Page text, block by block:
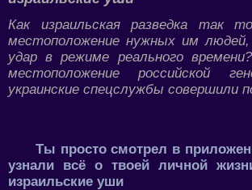
Как израильская разведка так
местоположение нужных им
удар в режиме реального
местоположение российской
украинские спецслужбы совершили
Ты просто смотрел в
узнали всё о твоей личной
израильские уши